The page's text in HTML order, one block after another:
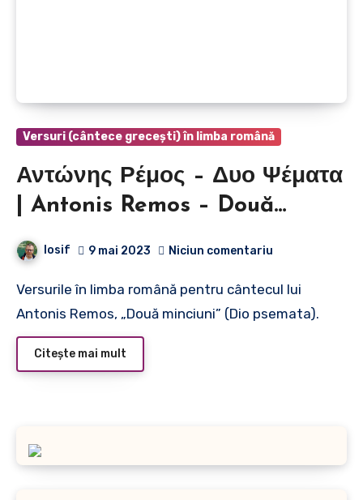
Versuri (cântece grecești) în limba română
Αντώνης Ρέμος – Δυο Ψέματα
| Antonis Remos – Două
minciuni
Iosif 9 mai 2023 Niciun comentariu
Versurile în limba română pentru cântecul lui
Antonis Remos, „Două minciuni” (Dio psemata).
Citește mai mult